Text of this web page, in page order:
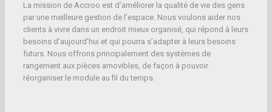
La mission de Accroo est d’améliorer la qualité de vie des gens
par une meilleure gestion de l’espace. Nous voulons aider nos
clients à vivre dans un endroit mieux organisé, qui répond à leurs
besoins d’aujourd’hui et qui pourra s’adapter à leurs besoins
futurs. Nous offrons principalement des systèmes de
rangement aux pièces amovibles, de façon à pouvoir
réorganiser le module au fil du temps.